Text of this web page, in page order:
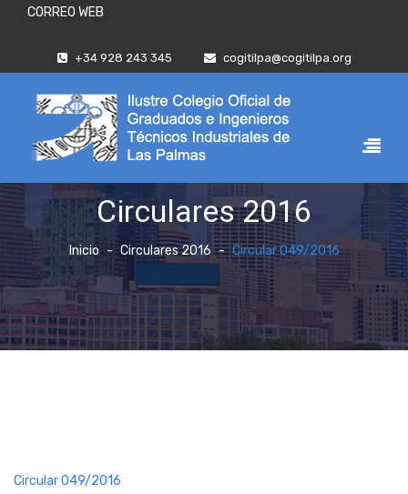
CORREO WEB
+34 928 243 345 cogitilpa@cogitilpa.org
Circulares 2016
Inicio Circulares 2016 Circular 049/2016
Circular 049/2016